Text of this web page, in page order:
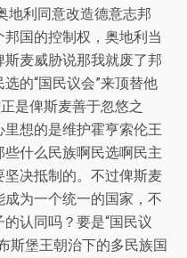
地利同意改造德意志邦
国的控制权，奥地利当
麦威胁说那我就废了邦
的“国民议会”来顶替他
是俾斯麦善于忽悠之
想的是维护霍亨索伦王
什么民族啊民选啊民主
决抵制的。不过俾斯麦
为一个统一的国家，不
认同吗？要是“国民议
斯堡王朝治下的多民族国